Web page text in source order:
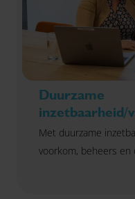
Duurzame
inzetbaarheid/
Met duurzame
voorkom, beheers en